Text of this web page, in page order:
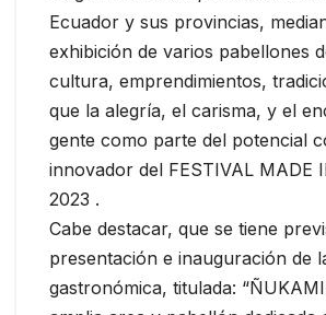
Ecuador y sus provincias,
exhibición de varios pabellones
cultura, emprendimientos,
que la alegría, el carisma, y el
gente como parte del potencial
innovador del FESTIVAL MADE
2023 .
Cabe destacar, que se tiene
presentación e inauguración de
gastronómica, titulada: